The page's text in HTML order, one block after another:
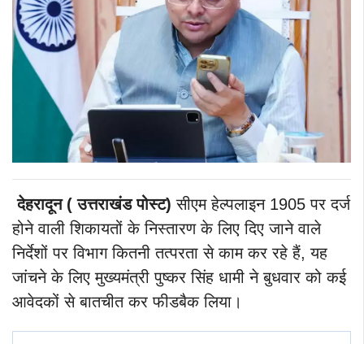
देहरादून ( उत्तराखंड पोस्ट)सीएम हेल्पलाइन 1905 पर दर्ज
होने वाली शिकायतों के निस्तारण के लिए दिए जाने वाले
निर्देशों पर विभाग कितनी तत्परता से काम कर रहे हैं, यह
जांचने के लिए मुख्यमंत्री पुष्कर सिंह धामी ने बुधवार को कई
आवेदकों से बातचीत कर फीडबैक लिया।